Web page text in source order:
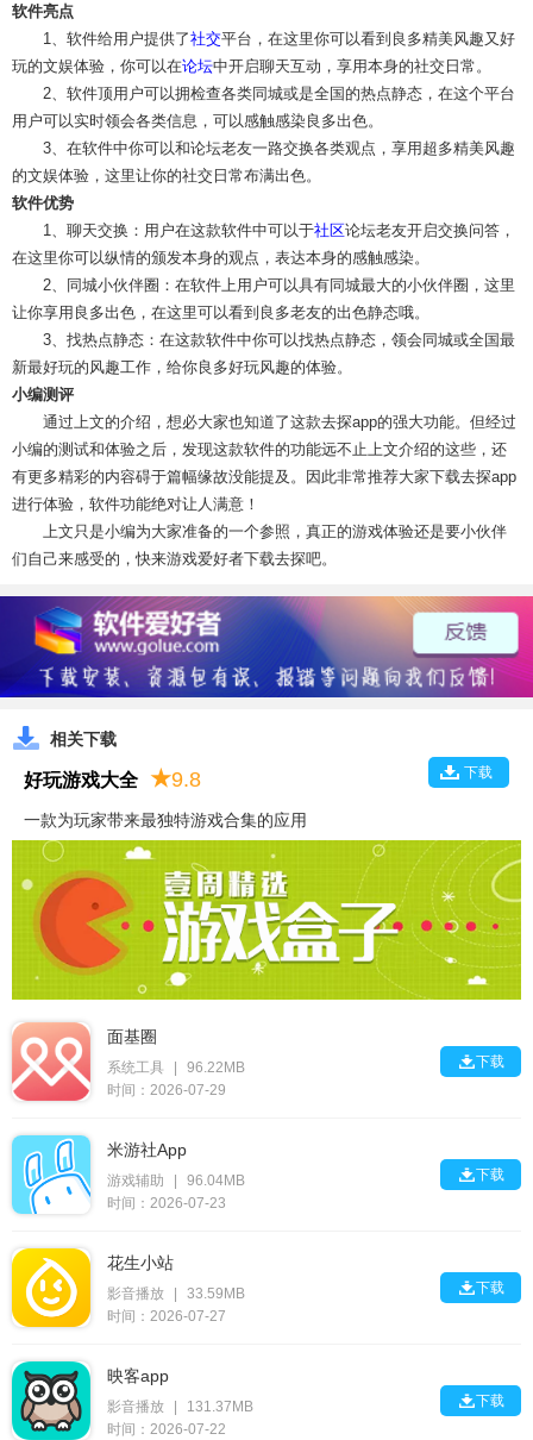
软件亮点
1、软件给用户提供了社交平台，在这里你可以看到良多精美风趣又好
玩的文娱体验，你可以在论坛中开启聊天互动，享用本身的社交日常。
2、软件顶用户可以拥检查各类同城或是全国的热点静态，在这个平台
用户可以实时领会各类信息，可以感触感染良多出色。
3、在软件中你可以和论坛老友一路交换各类观点，享用超多精美风趣
的文娱体验，这里让你的社交日常布满出色。
软件优势
1、聊天交换：用户在这款软件中可以于社区论坛老友开启交换问答，
在这里你可以纵情的颁发本身的观点，表达本身的感触感染。
2、同城小伙伴圈：在软件上用户可以具有同城最大的小伙伴圈，这里
让你享用良多出色，在这里可以看到良多老友的出色静态哦。
3、找热点静态：在这款软件中你可以找热点静态，领会同城或全国最
新最好玩的风趣工作，给你良多好玩风趣的体验。
小编测评
通过上文的介绍，想必大家也知道了这款去探app的强大功能。但经过
小编的测试和体验之后，发现这款软件的功能远不止上文介绍的这些，还
有更多精彩的内容碍于篇幅缘故没能提及。因此非常推荐大家下载去探app
进行体验，软件功能绝对让人满意！
上文只是小编为大家准备的一个参照，真正的游戏体验还是要小伙伴
们自己来感受的，快来游戏爱好者下载去探吧。
相关下载
下载
好玩游戏大全 ★9.8
一款为玩家带来最独特游戏合集的应用
面基圈
系统工具
96.22MB
时间：2026-07-29
下载
米游社App
游戏辅助
96.04MB
时间：2026-07-23
下载
花生小站
影音播放
33.59MB
时间：2026-07-27
下载
映客app
影音播放
131.37MB
时间：2026-07-22
下载